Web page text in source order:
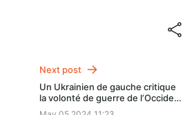
Next post
Un Ukrainien de gauche critique
la volonté de guerre de l’Occident
contre la Russie